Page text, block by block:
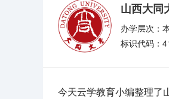
山西大同
办学层次：
标识代码：
今天云学教育小编整理了